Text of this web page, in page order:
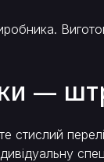
—
стислий